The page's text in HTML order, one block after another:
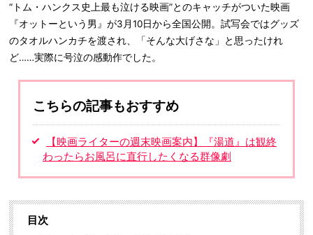
“トム・ハンクス史上最も泣ける映画”とのキャッチがついた映画
『オットーという男』が3月10日から全国公開。試写会ではグッズ
のタオルハンカチを渡され、「そんな大げさな」と思ったけれ
ど……実際に号泣の感動作でした。
こちらの記事もおすすめ
【映画ライターの週末映画案内】『湯道』は観終
わったらお風呂に直行したくなる群像劇
目次